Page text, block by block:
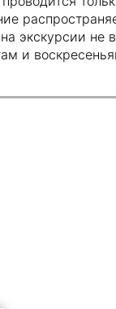
экскурсии не
и